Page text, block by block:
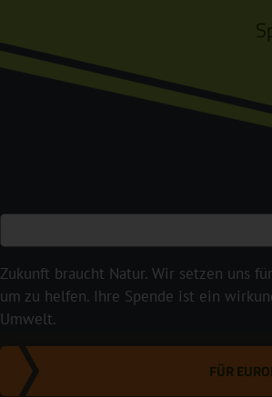
Zukunft braucht Natur. Wir setzen uns
um zu helfen. Ihre Spende ist ein
Umwelt.
FÜR